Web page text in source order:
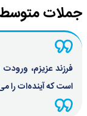
جملات
فرزند عزیزم،
است که آینده‌ات را